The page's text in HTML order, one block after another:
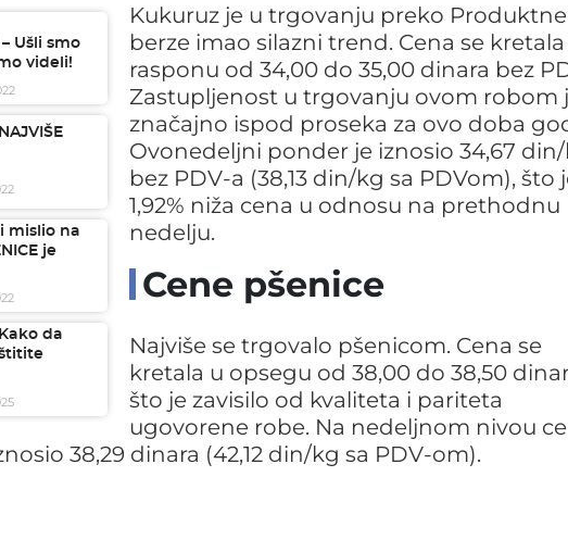
– Ušli smo
videli!
mislio na
je
da
Kukuruz je u trgovanju preko Produktne
berze imao silazni trend. Cena se kretala
rasponu od 34,00 do 35,00 dinara bez
Zastupljenost u trgovanju ovom robom
značajno ispod proseka za ovo doba
Ovonedeljni ponder je iznosio 34,67
bez PDV-a (38,13 din/kg sa PDVom), što
1,92% niža cena u odnosu na prethodnu
nedelju.
Cene pšenice
Najviše se trgovalo pšenicom. Cena se
kretala u opsegu od 38,00 do 38,50
što je zavisilo od kvaliteta i pariteta
ugovorene robe. Na nedeljnom nivou
38,29 dinara (42,12 din/kg sa PDV-om).